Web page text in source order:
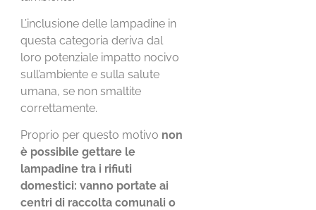
L’inclusione delle lampadine in
questa categoria deriva dal
loro potenziale impatto nocivo
sull’ambiente e sulla salute
umana, se non smaltite
correttamente.
Proprio per questo motivo non
è possibile gettare le
lampadine tra i rifiuti
domestici: vanno portate ai
centri di raccolta comunali o